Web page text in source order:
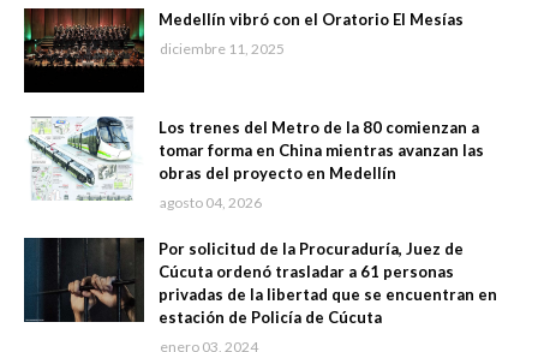
Medellín vibró con el Oratorio El Mesías
diciembre 11, 2025
Los trenes del Metro de la 80 comienzan a
tomar forma en China mientras avanzan las
obras del proyecto en Medellín
agosto 04, 2026
Por solicitud de la Procuraduría, Juez de
Cúcuta ordenó trasladar a 61 personas
privadas de la libertad que se encuentran en
estación de Policía de Cúcuta
enero 03, 2024